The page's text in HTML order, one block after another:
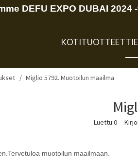
DEFU EXPO DUBAI
KOTITUOTTEET
/ Miglio 5792. Muotoilun maailma
Luettu:0
muotoilun maailmaan.